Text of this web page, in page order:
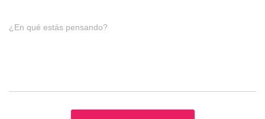
¿En qué estás pensando?